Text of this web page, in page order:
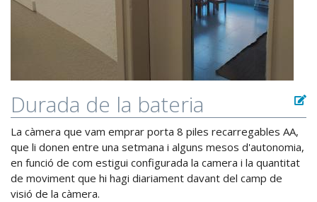
Durada de la bateria
La càmera que vam emprar porta 8 piles recarregables AA,
que li donen entre una setmana i alguns mesos d'autonomia,
en funció de com estigui configurada la camera i la quantitat
de moviment que hi hagi diariament davant del camp de
visió de la càmera.